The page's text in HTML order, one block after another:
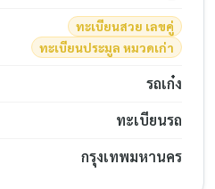
ทะเบียนสวย เลขคู่
ทะเบียนประมูล หมวดเก่า
รถเก๋ง
ทะเบียนรถ
กรุงเทพมหานคร